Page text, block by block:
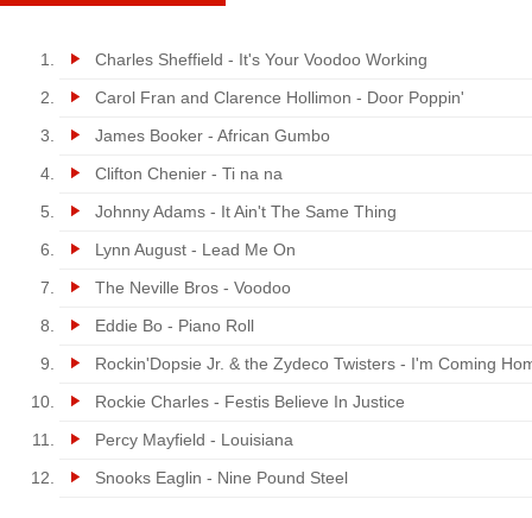
Charles Sheffield - It's Your Voodoo Working
Carol Fran and Clarence Hollimon - Door Poppin'
James Booker - African Gumbo
Clifton Chenier - Ti na na
Johnny Adams - It Ain't The Same Thing
Lynn August - Lead Me On
The Neville Bros - Voodoo
Eddie Bo - Piano Roll
Rockin'Dopsie Jr. & the Zydeco Twisters - I'm Coming
Rockie Charles - Festis Believe In Justice
Percy Mayfield - Louisiana
Snooks Eaglin - Nine Pound Steel